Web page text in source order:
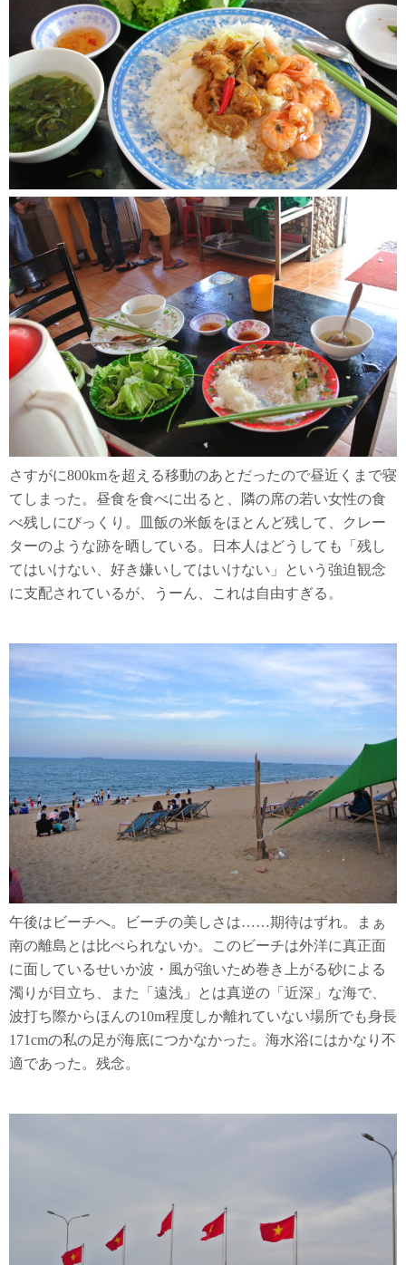
さすがに800kmを超える移動のあとだったので昼近くまで寝
てしまった。昼食を食べに出ると、隣の席の若い女性の食
べ残しにびっくり。皿飯の米飯をほとんど残して、クレー
ターのような跡を晒している。日本人はどうしても「残し
てはいけない、好き嫌いしてはいけない」という強迫観念
に支配されているが、うーん、これは自由すぎる。
午後はビーチへ。ビーチの美しさは……期待はずれ。まぁ
南の離島とは比べられないか。このビーチは外洋に真正面
に面しているせいか波・風が強いため巻き上がる砂による
濁りが目立ち、また「遠浅」とは真逆の「近深」な海で、
波打ち際からほんの10m程度しか離れていない場所でも身長
171cmの私の足が海底につかなかった。海水浴にはかなり不
適であった。残念。